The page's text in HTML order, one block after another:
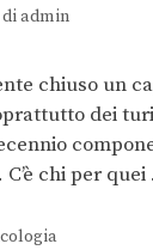
diadmin
chiuso un
dei
chi per